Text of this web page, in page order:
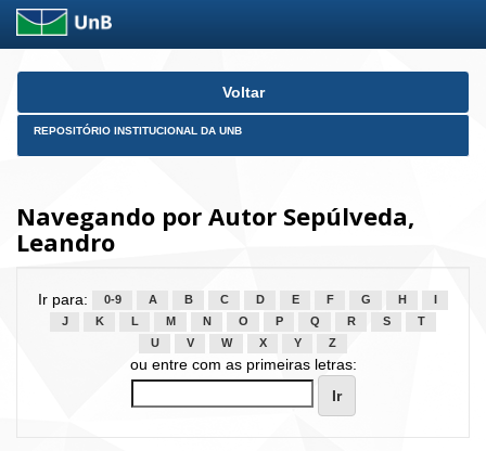
Skip
Voltar
REPOSITÓRIO INSTITUCIONAL DA UNB
Navegando por Autor Sepúlveda,
Leandro
Ir para: 0-9 A B C D E F G H
J
K L M N O P Q R S
T
U
V W X Y Z
ou entre com as primeiras letras: